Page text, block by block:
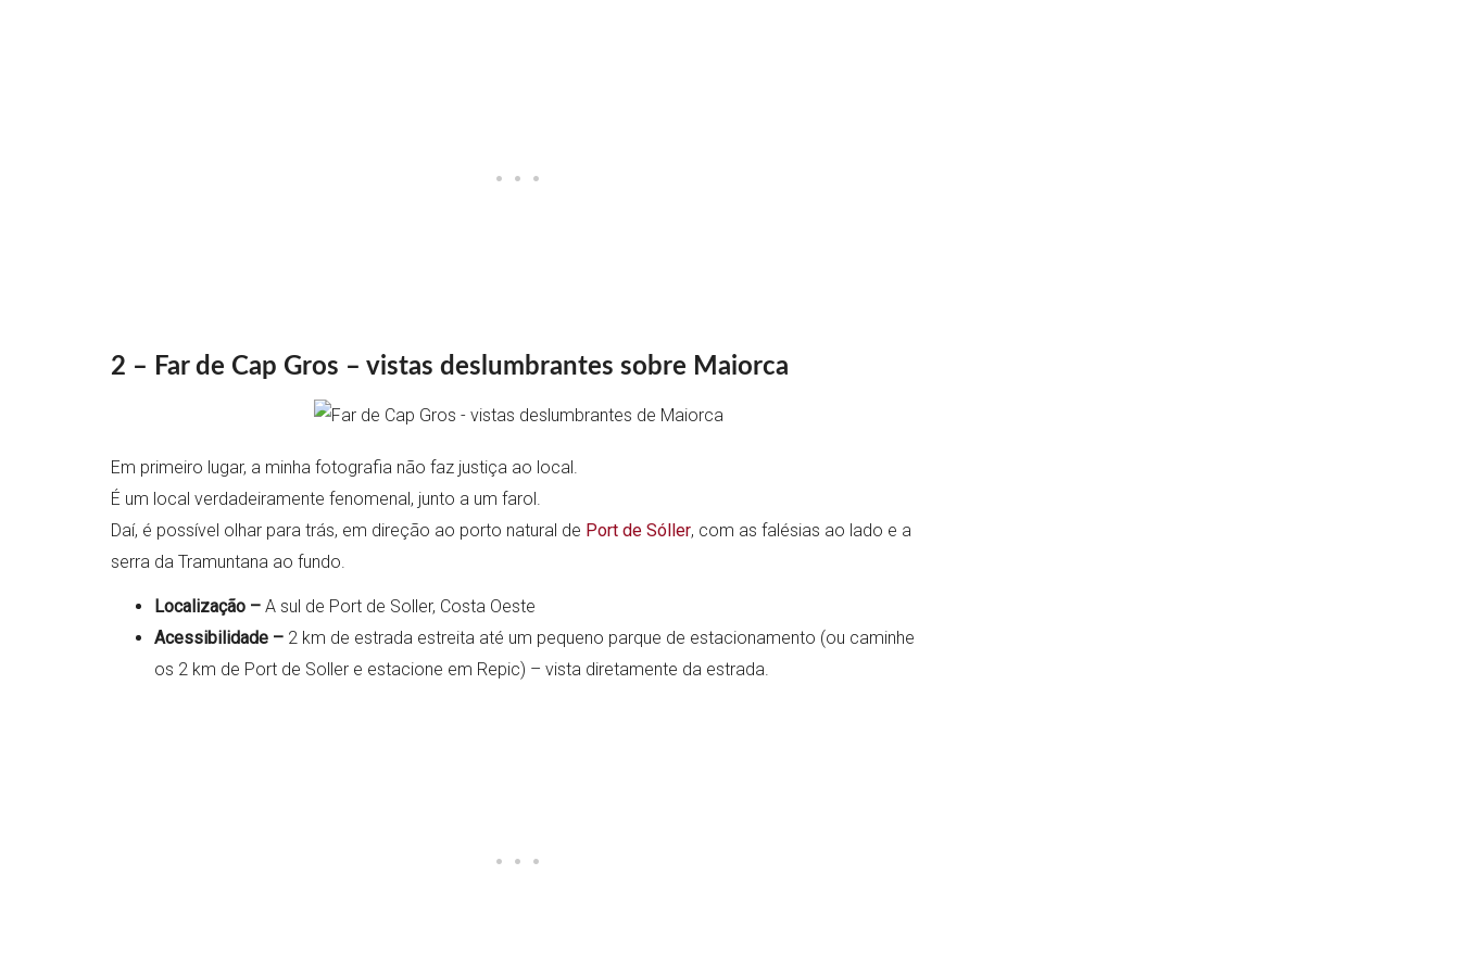
2 – Far de Cap Gros – vistas deslumbrantes sobre Maiorca
Em primeiro lugar, a minha fotografia não faz justiça ao local.
É um local verdadeiramente fenomenal, junto a um farol.
Daí, é possível olhar para trás, em direção ao porto natural de Port de Sóller, com as falésias ao lado e a
serra da Tramuntana ao fundo.
Localização – A sul de Port de Soller, Costa Oeste
Acessibilidade – 2 km de estrada estreita até um pequeno parque de estacionamento (ou caminhe
os 2 km de Port de Soller e estacione em Repic) – vista diretamente da estrada.